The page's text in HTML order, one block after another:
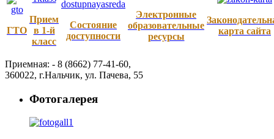
ГТО
Прием
в 1-й
класс
Состояние
доступности
Электронные
образовательные
ресурсы
карта сайта
Приемная: - 8 (8662) 77-41-60,
360022, г.Нальчик, ул. Пачева, 55
Фотогалерея